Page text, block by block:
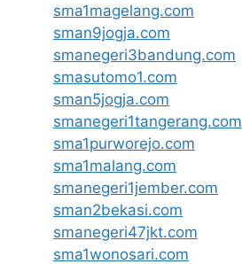
sma1magelang.com
sman9jogja.com
smanegeri3bandung.com
smasutomo1.com
sman5jogja.com
smanegeri1tangerang.com
sma1purworejo.com
sma1malang.com
smanegeri1jember.com
sman2bekasi.com
smanegeri47jkt.com
sma1wonosari.com